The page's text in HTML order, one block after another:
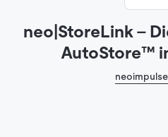
neo|StoreLink -
AutoStore™